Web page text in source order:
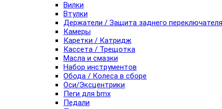
Вилки
Втулки
Держатели / Защита заднего переключателя
Камеры
Каретки / Катридж
Кассета / Трещотка
Масла и смазки
Набор инструментов
Обода / Колеса в сборе
Оси/Эксцентрики
Пеги для bmx
Педали